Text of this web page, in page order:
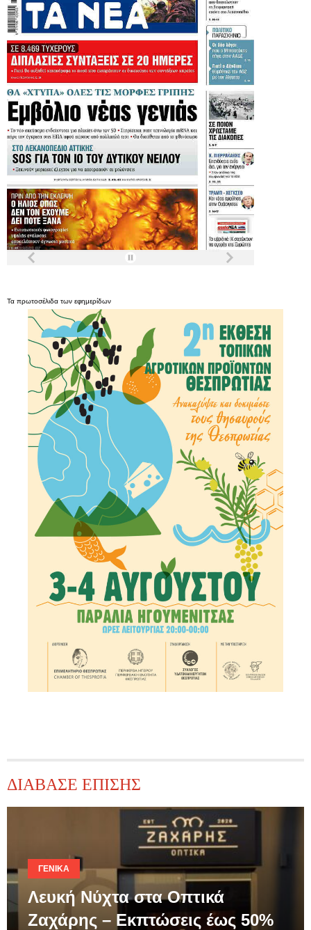
Τα πρωτοσέλιδα των εφημερίδων
ΔΙΑΒΑΣΕ ΕΠΙΣΗΣ
ΓΕΝΙΚΆ
Λευκή Νύχτα στα Οπτικά
Ζαχάρης – Εκπτώσεις έως 50%